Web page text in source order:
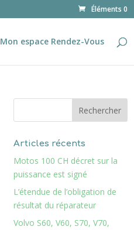
Éléments 0
Mon espace Rendez-Vous
Articles récents
Motos 100 CH décret sur la
puissance est signé
L’étendue de l’obligation de
résultat du réparateur
Volvo S60, V60, S70, V70,